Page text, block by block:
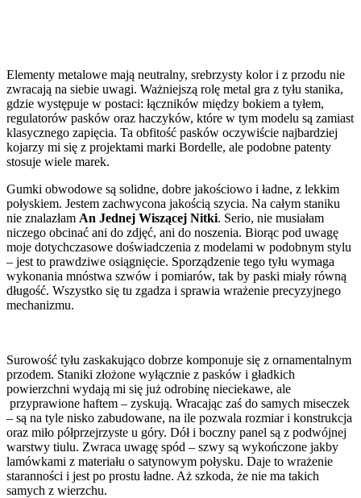
Elementy metalowe mają neutralny, srebrzysty kolor i z przodu nie
zwracają na siebie uwagi. Ważniejszą rolę metal gra z tyłu stanika,
gdzie występuje w postaci: łączników między bokiem a tyłem,
regulatorów pasków oraz haczyków, które w tym modelu są zamiast
klasycznego zapięcia. Ta obfitość pasków oczywiście najbardziej
kojarzy mi się z projektami marki Bordelle, ale podobne patenty
stosuje wiele marek.
Gumki obwodowe są solidne, dobre jakościowo i ładne, z lekkim
połyskiem. Jestem zachwycona jakością szycia. Na całym staniku
nie znalazłam An Jednej Wiszącej Nitki. Serio, nie musiałam
niczego obcinać ani do zdjęć, ani do noszenia. Biorąc pod uwagę
moje dotychczasowe doświadczenia z modelami w podobnym stylu
– jest to prawdziwe osiągnięcie. Sporządzenie tego tyłu wymaga
wykonania mnóstwa szwów i pomiarów, tak by paski miały równą
długość. Wszystko się tu zgadza i sprawia wrażenie precyzyjnego
mechanizmu.
Surowość tyłu zaskakująco dobrze komponuje się z ornamentalnym
przodem. Staniki złożone wyłącznie z pasków i gładkich
powierzchni wydają mi się już odrobinę nieciekawe, ale
przyprawione haftem – zyskują. Wracając zaś do samych miseczek
– są na tyle nisko zabudowane, na ile pozwala rozmiar i konstrukcja
oraz miło półprzejrzyste u góry. Dół i boczny panel są z podwójnej
warstwy tiulu. Zwraca uwagę spód – szwy są wykończone jakby
lamówkami z materiału o satynowym połysku. Daje to wrażenie
staranności i jest po prostu ładne. Aż szkoda, że nie ma takich
samych z wierzchu.